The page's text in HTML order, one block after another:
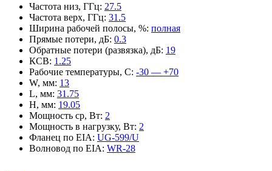
Частота низ, ГГц: 27.5
Частота верх, ГГц: 31.5
Ширина рабочей полосы, %: полная
Прямые потери, дБ: 0.3
Обратные потери (развязка), дБ: 19
КСВ: 1.25
Рабочие температуры, С: -30 — +70
W, мм: 13
L, мм: 31.75
H, мм: 19.05
Мощность ср, Вт: 2
Мощность в нагрузку, Вт: 2
Фланец по EIA: UG-599/U
Волновод по EIA: WR-28